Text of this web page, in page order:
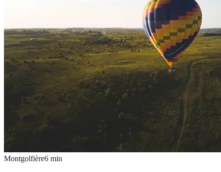
Montgolfière6 min